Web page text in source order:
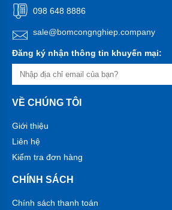
bơm
bù
hỏa-
chữa
cháy
Bơm
hố
bùn
thải
Tiểu
đài
098 648 8886
sale@bomcongnghiep.company
Đăng ký nhận thông tin khuyến mại:
VỀ CHÚNG TÔI
Giới thiệu
Liên hệ
Kiểm tra đơn hàng
CHÍNH SÁCH
Chính sách thanh toán